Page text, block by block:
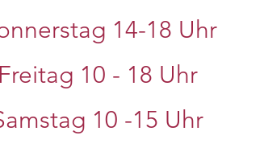
14-18 Uhr
Freitag 10 - 18 Uhr
10 -15 Uhr